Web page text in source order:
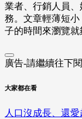
業者、行銷人員
務。文章輕薄短
子的時間來瀏覽就
廣告-請繼續往下
大家都在看
人口沒成長、還